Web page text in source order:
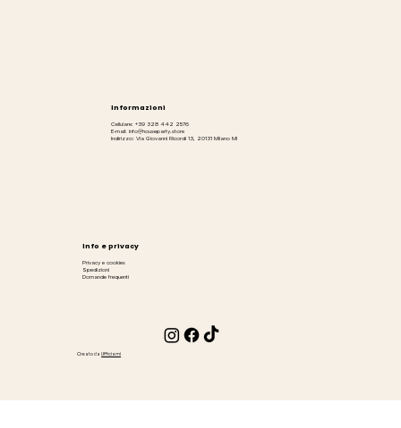
Informazioni
Cellulare: +39 328 442 2576
E-mail: info@houseparty.store
Indirizzo: Via Giovanni Ricordi 13, 20131 Milano MI
Info e privacy
Privacy e cookies
Spedizioni
Domande frequenti
Creato da Ufficiami